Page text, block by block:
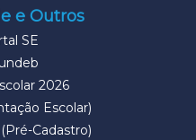
e Outros
SE
2026
Escolar)
Cadastro)